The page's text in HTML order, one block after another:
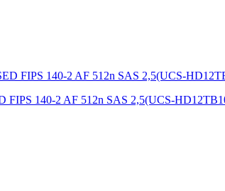
FIPS 140-2 AF 512n SAS 2,5(UCS-